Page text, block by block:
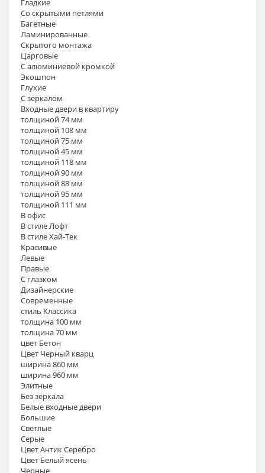
Гладкие
Со скрытыми петлями
Багетные
Ламинированные
Скрытого монтажа
Царговые
С алюминиевой кромкой
Экошпон
Глухие
С зеркалом
Входные двери в квартиру
толщиной 74 мм
толщиной 108 мм
толщиной 75 мм
толщиной 45 мм
толщиной 118 мм
толщиной 90 мм
толщиной 88 мм
толщиной 95 мм
толщиной 111 мм
В офис
В стиле Лофт
В стиле Хай-Тек
Красивые
Левые
Правые
С глазком
Дизайнерские
Современные
стиль Классика
толщина 100 мм
толщина 70 мм
цвет Бетон
Цвет Черный кварц
ширина 860 мм
ширина 960 мм
Элитные
Без зеркала
Белые входные двери
Большие
Светлые
Серые
Цвет Антик Серебро
Цвет Белый ясень
Черные